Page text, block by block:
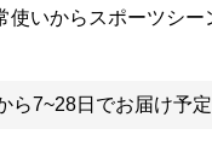
使いからスポーツシー
ら7~28日でお届け予定